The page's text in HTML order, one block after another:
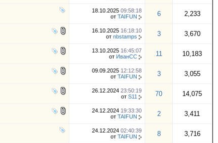
18.10.2025 09:58:18
от TAIFUN 6 2,233
16.10.2025 16:18:10
от nbstamps 3 3,670
13.10.2025 16:45:07
от ИванСС 11 10,183
09.09.2025 12:12:58
от TAIFUN 3 3,055
26.12.2024 23:50:19
от S11 70 14,075
24.12.2024 19:33:30
от TAIFUN 2 3,411
24.12.2024 02:40:39
от TAIFUN 8 3,716